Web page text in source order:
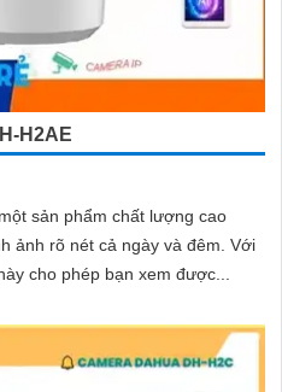
H2AE
sản phẩm chất lượng cao
rõ nét cả ngày và đêm. Với
cho phép bạn xem được...